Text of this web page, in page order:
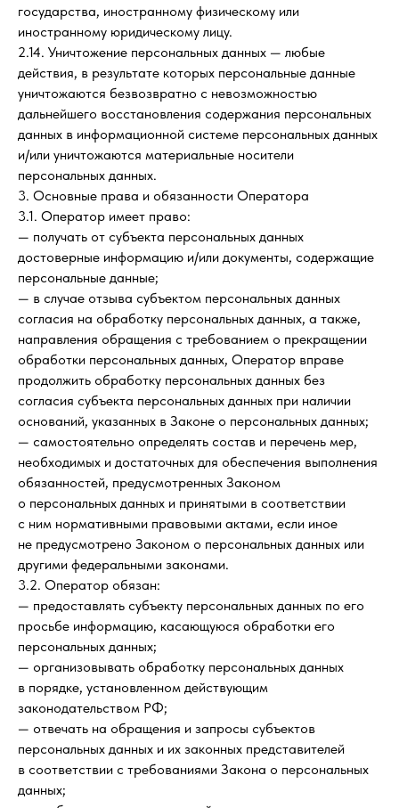
государства, иностранному физическому или
иностранному юридическому лицу.
2.14. Уничтожение персональных данных — любые
действия, в результате которых персональные данные
уничтожаются безвозвратно с невозможностью
дальнейшего восстановления содержания персональных
данных в информационной системе персональных данных
и/или уничтожаются материальные носители
персональных данных.
3. Основные права и обязанности Оператора
3.1. Оператор имеет право:
— получать от субъекта персональных данных
достоверные информацию и/или документы, содержащие
персональные данные;
— в случае отзыва субъектом персональных данных
согласия на обработку персональных данных, а также,
направления обращения с требованием о прекращении
обработки персональных данных, Оператор вправе
продолжить обработку персональных данных без
согласия субъекта персональных данных при наличии
оснований, указанных в Законе о персональных данных;
— самостоятельно определять состав и перечень мер,
необходимых и достаточных для обеспечения выполнения
обязанностей, предусмотренных Законом
о персональных данных и принятыми в соответствии
с ним нормативными правовыми актами, если иное
не предусмотрено Законом о персональных данных или
другими федеральными законами.
3.2. Оператор обязан:
— предоставлять субъекту персональных данных по его
просьбе информацию, касающуюся обработки его
персональных данных;
— организовывать обработку персональных данных
в порядке, установленном действующим
законодательством РФ;
— отвечать на обращения и запросы субъектов
персональных данных и их законных представителей
в соответствии с требованиями Закона о персональных
данных;